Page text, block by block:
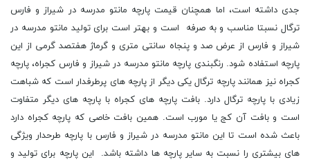
جدی داشته است، اما همچنان قیمت پارچه مانتو مدرسه در شیراز و فارس
ترگال نسبتا مناسب و به صرفه است و بهتر است برای تولید مانتو مدرسه در
شیراز و فارس از عرض صد و پنجاه سانتی متری و گرماژ هفتصد گرمی از این
پارچه استفاده شود. رنگبندی پارچه مانتو مدرسه در شیراز و فارس کجراه، پارچه
کجراه نیز همانند پارچه ترگال یکی دیگر از پارچه های پرطرفدار است که شباهت
زیادی با پارچه ترگال دارد. بافت پارچه های کجراه با پارچه های دیگر متفاوت
است و بافت آن کج یا مورب است. همین بافت خاصی که پارچه کجراه دارد
باعث شده است تا این مانتو مدرسه در شیراز و فارس با پارچه طرحدار ویژگی
های بیشتری را نسبت به سایر پارچه ها داشته باشد. این پارچه برای تولید و